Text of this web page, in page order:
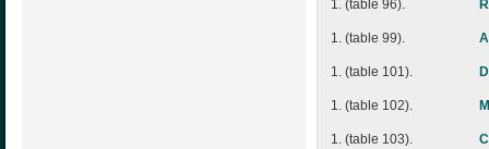
1. (table 96).
1. (table 99).
1. (table 101).
1. (table 102).
1. (table 103).